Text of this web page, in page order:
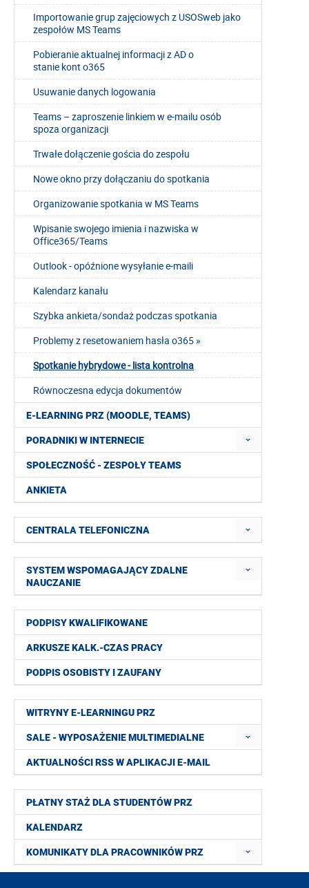
Importowanie grup zajęciowych z USOSweb jako
zespołów MS Teams
Pobieranie aktualnej informacji z AD o
stanie kont o365
Usuwanie danych logowania
Teams – zaproszenie linkiem w e-mailu osób
spoza organizacji
Trwałe dołączenie gościa do zespołu
Nowe okno przy dołączaniu do spotkania
Organizowanie spotkania w MS Teams
Wpisanie swojego imienia i nazwiska w
Office365/Teams
Outlook - opóźnione wysyłanie e-maili
Kalendarz kanału
Szybka ankieta/sondaż podczas spotkania
Problemy z resetowaniem hasła o365 »
Spotkanie hybrydowe - lista kontrolna
Równoczesna edycja dokumentów
E-LEARNING PRZ (MOODLE, TEAMS)
PORADNIKI W INTERNECIE
SPOŁECZNOŚĆ - ZESPOŁY TEAMS
ANKIETA
CENTRALA TELEFONICZNA
SYSTEM WSPOMAGAJĄCY ZDALNE
NAUCZANIE
PODPISY KWALIFIKOWANE
ARKUSZE KALK.-CZAS PRACY
PODPIS OSOBISTY I ZAUFANY
WITRYNY E-LEARNINGU PRZ
SALE - WYPOSAŻENIE MULTIMEDIALNE
AKTUALNOŚCI RSS W APLIKACJI E-MAIL
PŁATNY STAŻ DLA STUDENTÓW PRZ
KALENDARZ
KOMUNIKATY DLA PRACOWNIKÓW PRZ